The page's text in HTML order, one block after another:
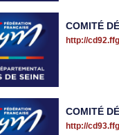
COMITÉ
http://
COMITÉ
http://